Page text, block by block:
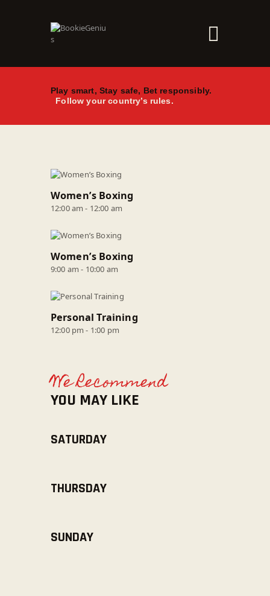
Play smart, Stay safe, Bet responsibly.
Follow your country’s rules.
ホーム
オススメ
Women’s Boxing
12:00 am - 12:00 am
Women’s Boxing
9:00 am - 10:00 am
Personal Training
12:00 pm - 1:00 pm
We Recommend
YOU MAY LIKE
SATURDAY
THURSDAY
SUNDAY